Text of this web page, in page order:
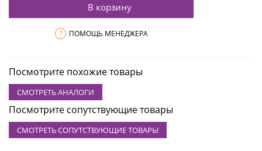
В корзину
? ПОМОЩЬ МЕНЕДЖЕРА
Посмотрите похожие товары
СМОТРЕТЬ АНАЛОГИ
Посмотрите сопутствующие товары
СМОТРЕТЬ СОПУТСТВУЮЩИЕ ТОВАРЫ